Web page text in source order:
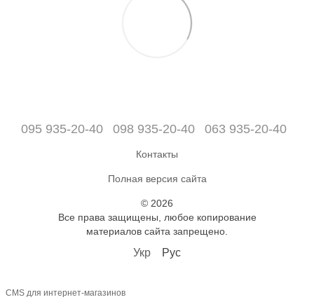
095 935-20-40 098 935-20-40 063 935-20-40
Контакты
Полная версия сайта
© 2026
Все права защищены, любое копирование
материалов сайта запрещено.
Укр Рус
CMS для интернет-магазинов